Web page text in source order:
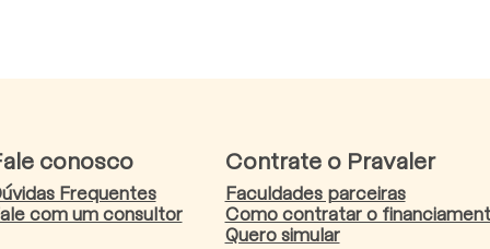
conosco
Frequentes
com um consultor
Contrate o Pravaler
Faculdades parceiras
Como contratar o
Quero simular